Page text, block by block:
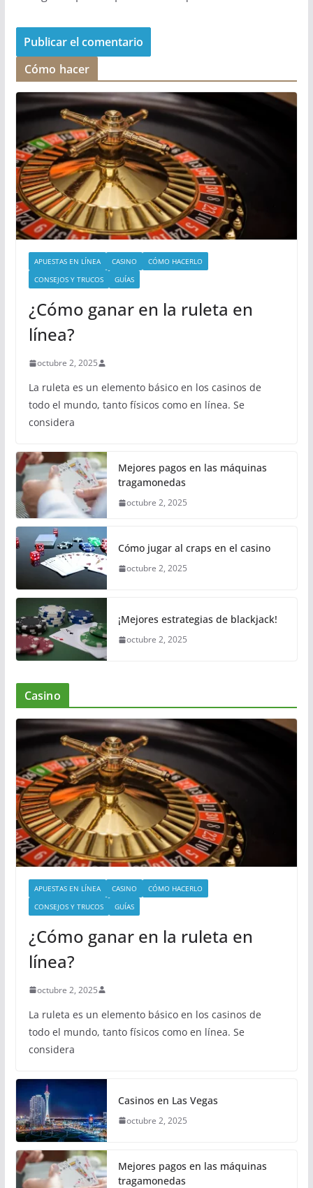
Cómo hacer
APUESTAS EN LÍNEA CASINO
CÓMO HACERLO
CONSEJOS Y TRUCOS
GUÍAS
¿Cómo ganar en la ruleta en
línea?
octubre 2, 2025
La ruleta es un elemento básico en los casinos de
todo el mundo, tanto físicos como en línea. Se
considera
Mejores pagos en las máquinas
tragamonedas
octubre 2, 2025
Cómo jugar al craps en el casino
octubre 2, 2025
¡Mejores estrategias de blackjack!
octubre 2, 2025
Casino
APUESTAS EN LÍNEA CASINO
CÓMO HACERLO
CONSEJOS Y TRUCOS
GUÍAS
¿Cómo ganar en la ruleta en
línea?
octubre 2, 2025
La ruleta es un elemento básico en los casinos de
todo el mundo, tanto físicos como en línea. Se
considera
Casinos en Las Vegas
octubre 2, 2025
Mejores pagos en las máquinas
tragamonedas